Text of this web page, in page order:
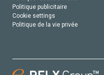
Politique publicitaire
Cookie settings
Politique de la vie privée